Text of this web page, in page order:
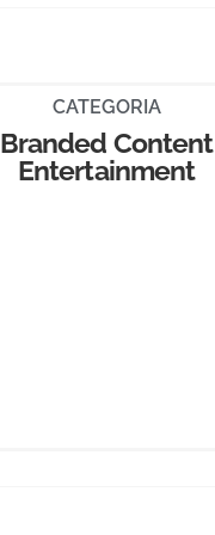
CATEGORIA
Branded Content
Entertainment